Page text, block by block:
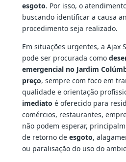
esgoto. Por isso, o
buscando identificar a causa
procedimento seja realizado.
Em situações urgentes, a Ajax
pode ser procurada como
emergencial no Jardim
preço, sempre com foco em
qualidade e orientação
imediato é oferecido para
comércios, restaurantes,
não podem esperar,
de retorno de esgoto,
ou paralisação do uso do